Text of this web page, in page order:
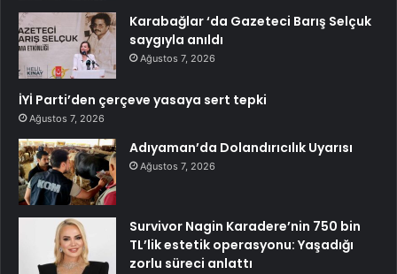
Karabağlar ‘da Gazeteci Barış Selçuk
saygıyla anıldı
Ağustos 7, 2026
İYİ Parti’den çerçeve yasaya sert tepki
Ağustos 7, 2026
Adıyaman’da Dolandırıcılık Uyarısı
Ağustos 7, 2026
Survivor Nagin Karadere’nin 750 bin
TL’lik estetik operasyonu: Yaşadığı
zorlu süreci anlattı